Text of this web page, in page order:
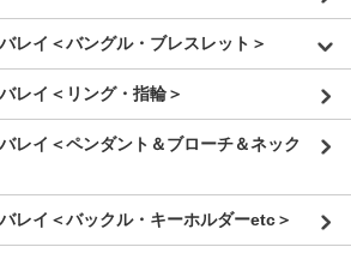
レイ＜バングル・ブレスレット＞
レイ＜リング・指輪＞
レイ＜ペンダント＆ブローチ＆ネック
レイ＜バックル・キーホルダーetc＞